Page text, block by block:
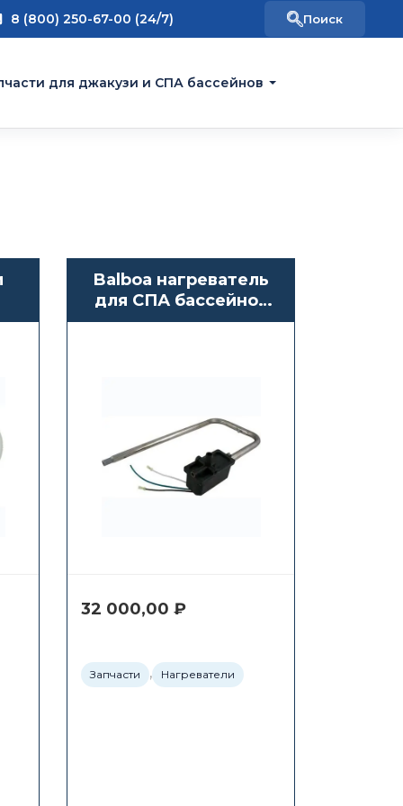
8 (800) 250-67-00 (24/7)
для джакузи и СПА бассейнов
Balboa нагреватель
для СПА бассейнов
Sundance Spas
32 000,00₽
Запчасти , Нагреватели